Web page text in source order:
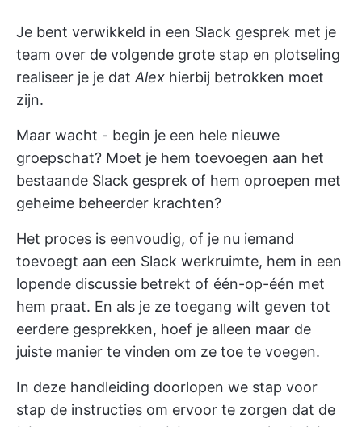
Je bent verwikkeld in een Slack gesprek met je
team over de volgende grote stap en plotseling
realiseer je je dat Alex hierbij betrokken moet
zijn.
Maar wacht - begin je een hele nieuwe
groepschat? Moet je hem toevoegen aan het
bestaande Slack gesprek of hem oproepen met
geheime beheerder krachten?
Het proces is eenvoudig, of je nu iemand
toevoegt aan een Slack werkruimte, hem in een
lopende discussie betrekt of één-op-één met
hem praat. En als je ze toegang wilt geven tot
eerdere gesprekken, hoef je alleen maar de
juiste manier te vinden om ze toe te voegen.
In deze handleiding doorlopen we stap voor
stap de instructies om ervoor te zorgen dat de